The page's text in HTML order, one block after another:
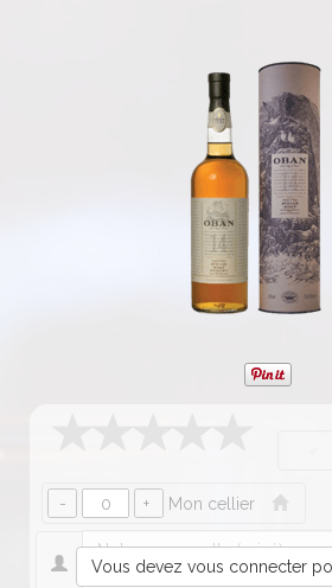
Vous devez vous connecter
Mon cellier